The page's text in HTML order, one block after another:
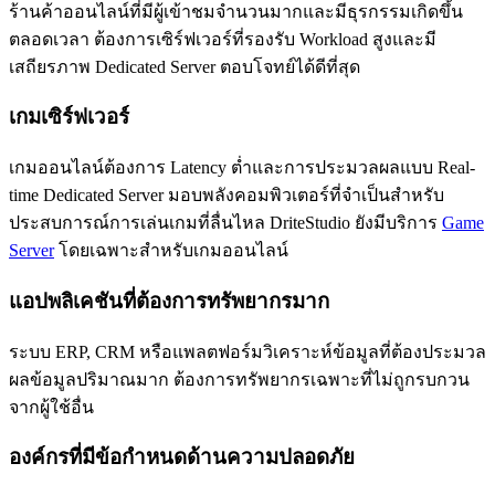
ร้านค้าออนไลน์ที่มีผู้เข้าชมจำนวนมากและมีธุรกรรมเกิดขึ้น
ตลอดเวลา ต้องการเซิร์ฟเวอร์ที่รองรับ Workload สูงและมี
เสถียรภาพ Dedicated Server ตอบโจทย์ได้ดีที่สุด
เกมเซิร์ฟเวอร์
เกมออนไลน์ต้องการ Latency ต่ำและการประมวลผลแบบ Real-
time Dedicated Server มอบพลังคอมพิวเตอร์ที่จำเป็นสำหรับ
ประสบการณ์การเล่นเกมที่ลื่นไหล DriteStudio ยังมีบริการ Game
Serverโดยเฉพาะสำหรับเกมออนไลน์
แอปพลิเคชันที่ต้องการทรัพยากรมาก
ระบบ ERP, CRM หรือแพลตฟอร์มวิเคราะห์ข้อมูลที่ต้องประมวล
ผลข้อมูลปริมาณมาก ต้องการทรัพยากรเฉพาะที่ไม่ถูกรบกวน
จากผู้ใช้อื่น
องค์กรที่มีข้อกำหนดด้านความปลอดภัย